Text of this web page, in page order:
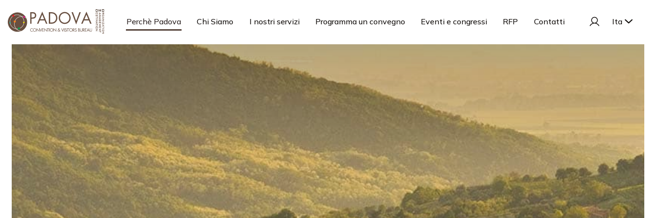
Perchè Padova Chi Siamo I nostri servizi Programma un convegno Eventi e congressi RFP Contatti Ita